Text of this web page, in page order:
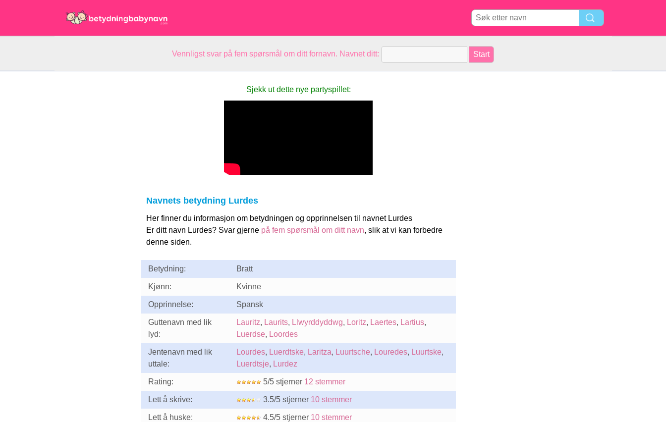
Vennligst svar på fem spørsmål om ditt fornavn. Navnet ditt:
Sjekk ut dette nye partyspillet:
Navnets betydning Lurdes
Her finner du informasjon om betydningen og opprinnelsen til navnet Lurdes
Er ditt navn Lurdes? Svar gjerne på fem spørsmål om ditt navn, slik at vi kan forbedre
denne siden.
Betydning: Bratt
Kjønn: Kvinne
Opprinnelse: Spansk
Guttenavn med lik
lyd:
Lauritz, Laurits, Llwyrddyddwg, Loritz, Laertes, Lartius,
Luerdse, Loordes
Jentenavn med lik
uttale:
Lourdes, Luerdtske, Laritza, Luurtsche, Louredes, Luurtske,
Luerdtsje, Lurdez
Rating: 5/5 stjerner 12 stemmer
Lett å skrive: 3.5/5 stjerner 10 stemmer
Lett å huske: 4.5/5 stjerner 10 stemmer